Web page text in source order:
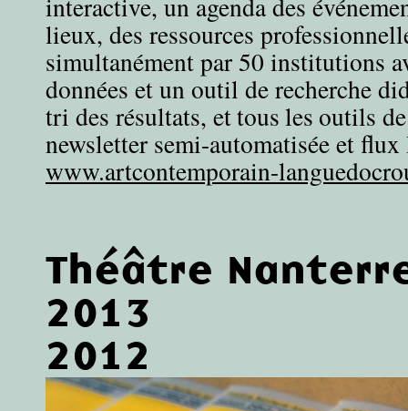
interactive, un agenda des
lieux, des ressources
simultanément par 50 institutions
données et un outil de recherche
tri des résultats, et tous les outils
newsletter semi-automatisée et flux
www.artcontemporain-
Théâtre
2013
2012